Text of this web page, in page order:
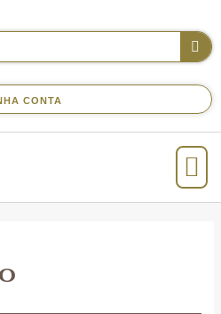
CONTA